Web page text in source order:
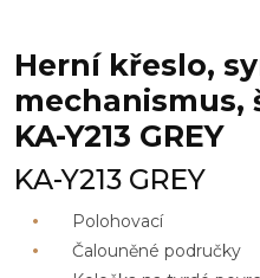
Herní křeslo,
mechanismus,
KA-Y213 GREY
KA-Y213 GREY
Polohovací
Čalouněné područky